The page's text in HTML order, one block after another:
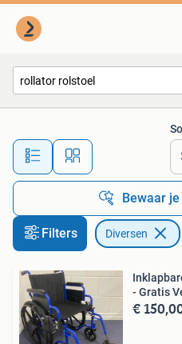
Alle
Bewaar
Filters Diversen
- Gratis
€